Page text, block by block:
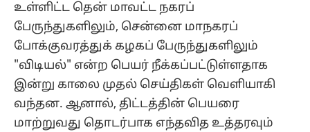
உள்ளிட்ட தென் மாவட்ட நகரப்
பேருந்துகளிலும், சென்னை மாநகரப்
போக்குவரத்துக் கழகப் பேருந்துகளிலும்
"விடியல்" என்ற பெயர் நீக்கப்பட்டுள்ளதாக
இன்று காலை முதல் செய்திகள் வெளியாகி
வந்தன. ஆனால், திட்டத்தின் பெயரை
மாற்றுவது தொடர்பாக எந்தவித உத்தரவும்